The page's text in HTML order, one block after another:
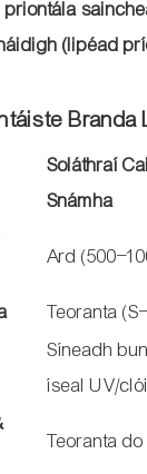
(lipéad
Branda
Soláthraí
Snámha
Ard
Teoranta
Síneadh
íseal UV/
Teoranta